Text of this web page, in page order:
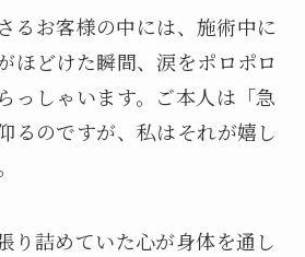
るお客様の中には、施術中に
ほどけた瞬間、涙をポロポロ
っしゃいます。ご本人は「急
るのですが、私はそれが嬉し
り詰めていた心が身体を通し